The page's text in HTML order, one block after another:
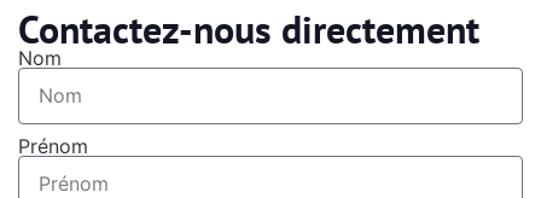
Contactez-nous directement
Nom
Prénom